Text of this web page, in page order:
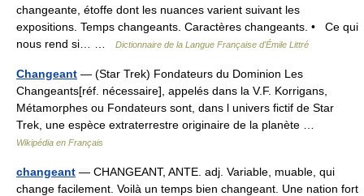
changeante, étoffe dont les nuances varient suivant les
expositions. Temps changeants. Caractères changeants. • Ce qui
nous rend si… …
Dictionnaire de la Langue Française d'Émile Littré
Changeant — (Star Trek) Fondateurs du Dominion Les
Changeants[réf. nécessaire], appelés dans la V.F. Korrigans,
Métamorphes ou Fondateurs sont, dans l univers fictif de Star
Trek, une espèce extraterrestre originaire de la planète …
Wikipédia en Français
changeant — CHANGEANT, ANTE. adj. Variable, muable, qui
change facilement. Voilà un temps bien changeant. Une nation fort